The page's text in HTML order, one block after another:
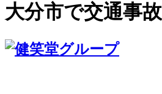
大分市で交通事